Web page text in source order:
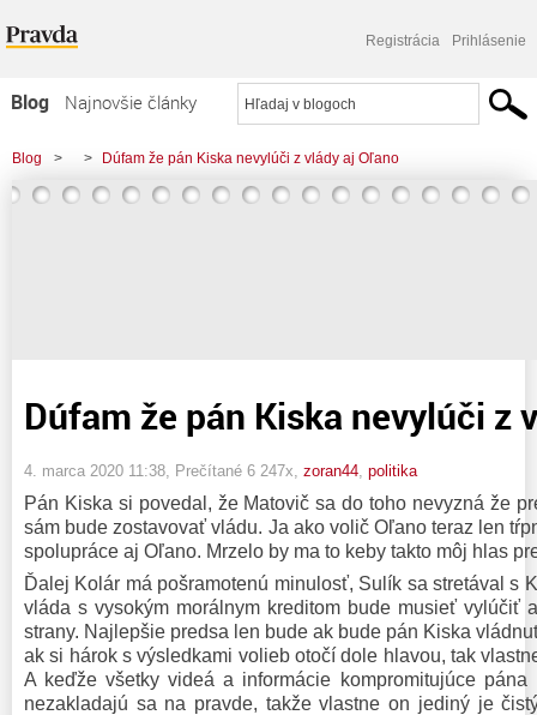
Registrácia Prihlásenie
Blog
Najnovšie články
Najčítanejšie články
Najkomentovanejšie články
Blog > > Dúfam že pán Kiska nevylúči z vlády aj Oľano
Dúfam že pán Kiska nevylúči z
4. marca 2020 11:38 , Prečítané 6 247x, zoran44 politika
Pán Kiska si povedal, že Matovič sa do toho nevyzná že
sám bude zostavovať vládu. Ja ako volič Oľano teraz len
spolupráce aj Oľano. Mrzelo by ma to keby takto môj hlas
Ďalej Kolár má pošramotenú minulosť, Sulík sa stretával s
vláda s vysokým morálnym kreditom bude musieť vylúčiť
strany. Najlepšie predsa len bude ak bude pán Kiska
ak si hárok s výsledkami volieb otočí dole hlavou, tak
A keďže všetky videá a informácie kompromitujúce
nezakladajú sa na pravde, takže vlastne on jediný je